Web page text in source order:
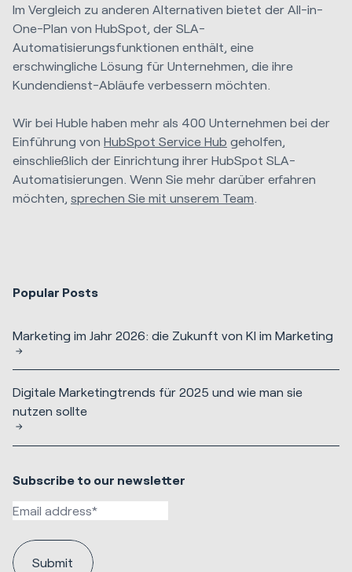
Im Vergleich zu anderen Alternativen bietet der All-in-
One-Plan von HubSpot, der SLA-
Automatisierungsfunktionen enthält, eine
erschwingliche Lösung für Unternehmen, die ihre
Kundendienst-Abläufe verbessern möchten.
Wir bei Huble haben mehr als 400 Unternehmen bei der
Einführung von HubSpot Service Hub geholfen,
einschließlich der Einrichtung ihrer HubSpot SLA-
Automatisierungen. Wenn Sie mehr darüber erfahren
möchten, sprechen Sie mit unserem Team
Popular Posts
Marketing im Jahr 2026: die Zukunft von KI im Marketing
Digitale Marketingtrends für 2025 und wie man sie
nutzen sollte
Subscribe to our newsletter